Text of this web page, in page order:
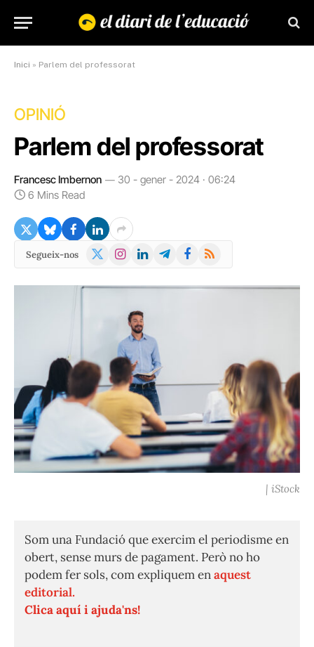
Inici » Parlem del professorat
OPINIÓ
Parlem del professorat
Francesc Imbernon
30 - gener - 2024 · 06:24
6 Mins Read
Segueix-nos
X
Instagram
LinkedInTelegramFacebook
RSS
| iStock
Som una Fundació que exercim el periodisme en
obert, sense murs de pagament. Però no ho
podem fer sols, com expliquem enaquest
editorial.
Clica aquí i ajuda'ns!